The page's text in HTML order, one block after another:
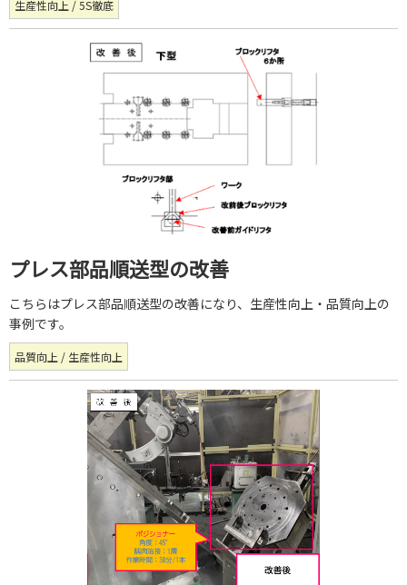
生産性向上 / 5S徹底
プレス部品順送型の改善
こちらはプレス部品順送型の改善になり、生産性向上・品質向上の
事例です。
品質向上 / 生産性向上